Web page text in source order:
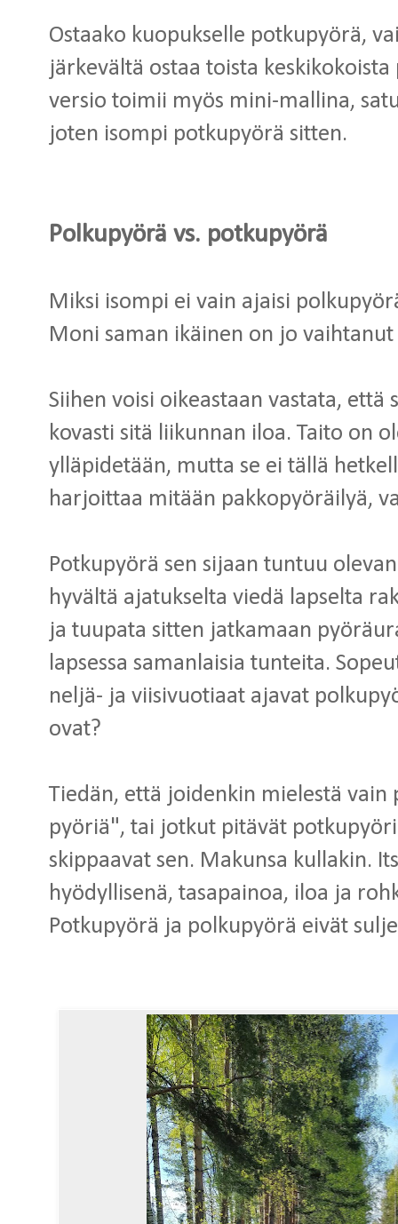
Ostaako kuopukselle potkupyörä,
järkevältä ostaa toista
versio toimii myös mini-mallina,
joten isompi potkupyörä sitten.
Polkupyörä vs. potkupyörä
Miksi isompi ei vain ajaisi
Moni saman ikäinen on jo
Siihen voisi oikeastaan vastata, että
kovasti sitä liikunnan iloa. Taito on
ylläpidetään, mutta se ei tällä
harjoittaa mitään pakkopyöräilyä,
Potkupyörä sen sijaan tuntuu
hyvältä ajatukselta viedä lapselta
ja tuupata sitten jatkamaan
lapsessa samanlaisia tunteita.
neljä- ja viisivuotiaat ajavat
ovat?
Tiedän, että joidenkin mielestä
pyöriä", tai jotkut pitävät
skippaavat sen. Makunsa kullakin.
hyödyllisenä, tasapainoa, iloa ja
Potkupyörä ja polkupyörä eivät